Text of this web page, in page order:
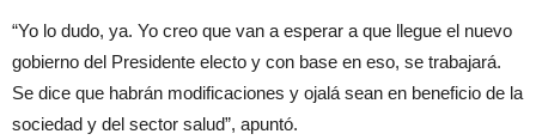
“Yo lo dudo, ya. Yo creo que van a esperar a que llegue el nuevo
gobierno del Presidente electo y con base en eso, se trabajará.
Se dice que habrán modificaciones y ojalá sean en beneficio de la
sociedad y del sector salud”, apuntó.